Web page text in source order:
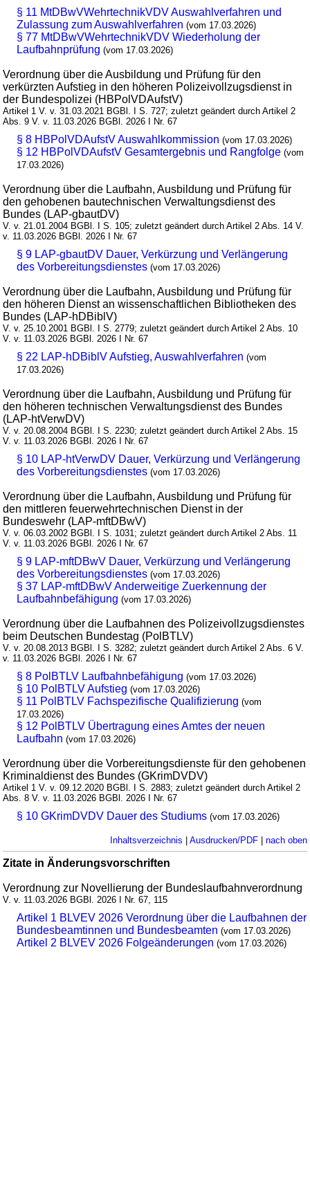
§ 11 MtDBwVWehrtechnikVDV Auswahlverfahren und
Zulassung zum Auswahlverfahren (vom 17.03.2026)
§ 77 MtDBwVWehrtechnikVDV Wiederholung der
Laufbahnprüfung (vom 17.03.2026)
Verordnung über die Ausbildung und Prüfung für den
verkürzten Aufstieg in den höheren Polizeivollzugsdienst in
der Bundespolizei (HBPolVDAufstV)
Artikel 1 V. v. 31.03.2021 BGBl. I S. 727; zuletzt geändert durch Artikel 2
Abs. 9 V. v. 11.03.2026 BGBl. 2026 I Nr. 67
§ 8 HBPolVDAufstV Auswahlkommission (vom 17.03.2026)
§ 12 HBPolVDAufstV Gesamtergebnis und Rangfolge (vom
17.03.2026)
Verordnung über die Laufbahn, Ausbildung und Prüfung für
den gehobenen bautechnischen Verwaltungsdienst des
Bundes (LAP-gbautDV)
V. v. 21.01.2004 BGBl. I S. 105; zuletzt geändert durch Artikel 2 Abs. 14 V.
v. 11.03.2026 BGBl. 2026 I Nr. 67
§ 9 LAP-gbautDV Dauer, Verkürzung und Verlängerung
des Vorbereitungsdienstes (vom 17.03.2026)
Verordnung über die Laufbahn, Ausbildung und Prüfung für
den höheren Dienst an wissenschaftlichen Bibliotheken des
Bundes (LAP-hDBiblV)
V. v. 25.10.2001 BGBl. I S. 2779; zuletzt geändert durch Artikel 2 Abs. 10
V. v. 11.03.2026 BGBl. 2026 I Nr. 67
§ 22 LAP-hDBiblV Aufstieg, Auswahlverfahren (vom
17.03.2026)
Verordnung über die Laufbahn, Ausbildung und Prüfung für
den höheren technischen Verwaltungsdienst des Bundes
(LAP-htVerwDV)
V. v. 20.08.2004 BGBl. I S. 2230; zuletzt geändert durch Artikel 2 Abs. 15
V. v. 11.03.2026 BGBl. 2026 I Nr. 67
§ 10 LAP-htVerwDV Dauer, Verkürzung und Verlängerung
des Vorbereitungsdienstes (vom 17.03.2026)
Verordnung über die Laufbahn, Ausbildung und Prüfung für
den mittleren feuerwehrtechnischen Dienst in der
Bundeswehr (LAP-mftDBwV)
V. v. 06.03.2002 BGBl. I S. 1031; zuletzt geändert durch Artikel 2 Abs. 11
V. v. 11.03.2026 BGBl. 2026 I Nr. 67
§ 9 LAP-mftDBwV Dauer, Verkürzung und Verlängerung
des Vorbereitungsdienstes (vom 17.03.2026)
§ 37 LAP-mftDBwV Anderweitige Zuerkennung der
Laufbahnbefähigung (vom 17.03.2026)
Verordnung über die Laufbahnen des Polizeivollzugsdienstes
beim Deutschen Bundestag (PolBTLV)
V. v. 20.08.2013 BGBl. I S. 3282; zuletzt geändert durch Artikel 2 Abs. 6 V.
v. 11.03.2026 BGBl. 2026 I Nr. 67
§ 8 PolBTLV Laufbahnbefähigung (vom 17.03.2026)
§ 10 PolBTLV Aufstieg (vom 17.03.2026)
§ 11 PolBTLV Fachspezifische Qualifizierung (vom
17.03.2026)
§ 12 PolBTLV Übertragung eines Amtes der neuen
Laufbahn (vom 17.03.2026)
Verordnung über die Vorbereitungsdienste für den gehobenen
Kriminaldienst des Bundes (GKrimDVDV)
Artikel 1 V. v. 09.12.2020 BGBl. I S. 2883; zuletzt geändert durch Artikel 2
Abs. 8 V. v. 11.03.2026 BGBl. 2026 I Nr. 67
§ 10 GKrimDVDV Dauer des Studiums (vom 17.03.2026)
Inhaltsverzeichnis | Ausdrucken/PDF| nach oben
Zitate in Änderungsvorschriften
Verordnung zur Novellierung der Bundeslaufbahnverordnung
V. v. 11.03.2026 BGBl. 2026 I Nr. 67, 115
Artikel 1 BLVEV 2026 Verordnung über die Laufbahnen der
Bundesbeamtinnen und Bundesbeamten (vom 17.03.2026)
Artikel 2 BLVEV 2026 Folgeänderungen (vom 17.03.2026)